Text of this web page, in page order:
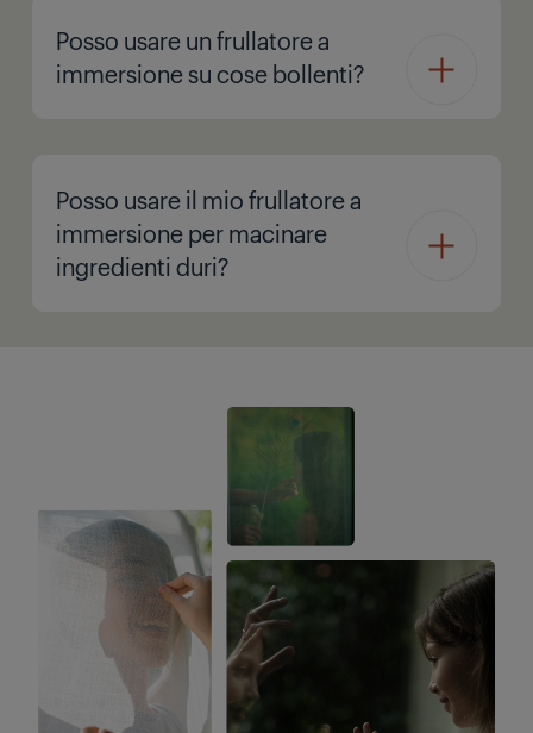
Posso usare un frullatore a
immersione su cose bollenti?
Posso usare il mio frullatore a
immersione per macinare
ingredienti duri?